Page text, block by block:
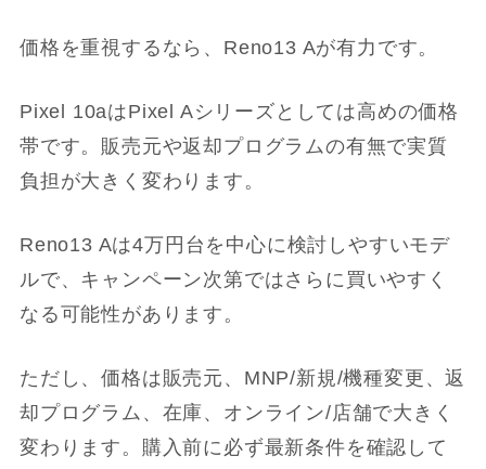
価格を重視するなら、Reno13 Aが有力です。
Pixel 10aはPixel Aシリーズとしては高めの価格
帯です。販売元や返却プログラムの有無で実質
負担が大きく変わります。
Reno13 Aは4万円台を中心に検討しやすいモデ
ルで、キャンペーン次第ではさらに買いやすく
なる可能性があります。
ただし、価格は販売元、MNP/新規/機種変更、返
却プログラム、在庫、オンライン/店舗で大きく
変わります。購入前に必ず最新条件を確認して